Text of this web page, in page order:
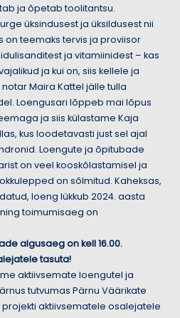
ja õpetab toolitantsu.
üksindusest ja üksildusest nii
on teemaks tervis ja proviisor
ja vitamiinidest – kas
ja kui on, siis kellele ja
Maira Kattel jälle tulla
Loengusari lõppeb mai lõpus
ja siis külastame Kaja
kus loodetavasti just sel ajal
Loengute ja õpitubade
on veel kooskõlastamisel ja
on sõlmitud. Kaheksas,
loeng lükkub 2024. aasta
toimumisaeg on
algusaeg on kell 16.00.
tasuta!
aktiivsemate loengutel ja
tutvumas Pärnu Väärikate
aktiivsematele osalejatele